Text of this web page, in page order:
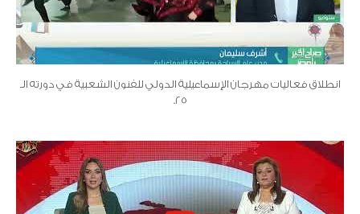
انطلاق فعاليات مهرجان الإسماعيلية الدولي للفنون الشعبية في دورته الـ
25.